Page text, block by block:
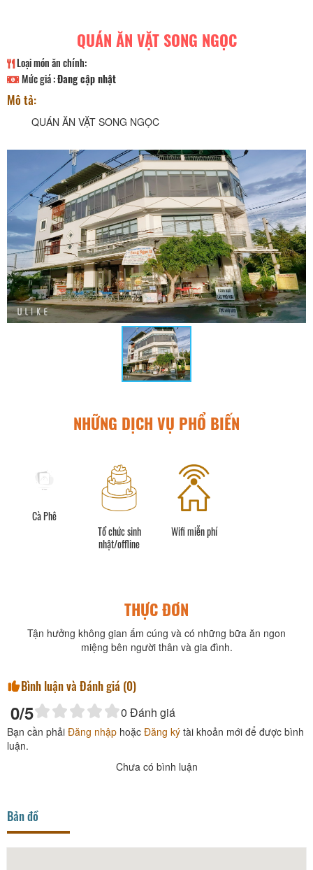
QUÁN ĂN VẶT SONG NGỌC
Loại món ăn chính:
Mức giá :Đang cập nhật
Mô tả:
QUÁN ĂN VẶT SONG NGỌC
NHỮNG DỊCH VỤ PHỔ BIẾN
Cà Phê
Tổ chức sinh
nhật/offline
Wifi miễn phí
THỰC ĐƠN
Tận hưởng không gian ấm cúng và có những bữa ăn ngon
miệng bên người thân và gia đình.
Bình luận và Đánh giá (0)
0/5 0 Đánh giá
Bạn cần phải Đăng nhập hoặc Đăng ký tài khoản mới để được bình
luận.
Chưa có bình luận
Bản đồ